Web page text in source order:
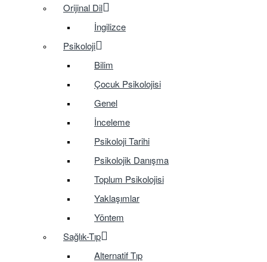
Orijinal Dil
İngilizce
Psikoloji
Bilim
Çocuk Psikolojisi
Genel
İnceleme
Psikoloji Tarihi
Psikolojik Danışma
Toplum Psikolojisi
Yaklaşımlar
Yöntem
Sağlık-Tıp
Alternatif Tıp